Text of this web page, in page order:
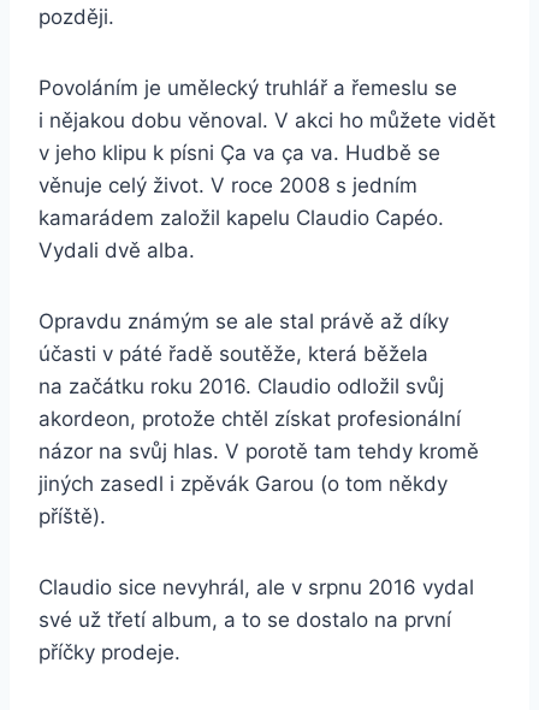
později.
Povoláním je umělecký truhlář a řemeslu se
i nějakou dobu věnoval. V akci ho můžete vidět
v jeho klipu k písni Ça va ça va. Hudbě se
věnuje celý život. V roce 2008 s jedním
kamarádem založil kapelu Claudio Capéo.
Vydali dvě alba.
Opravdu známým se ale stal právě až díky
účasti v páté řadě soutěže, která běžela
na začátku roku 2016. Claudio odložil svůj
akordeon, protože chtěl získat profesionální
názor na svůj hlas. V porotě tam tehdy kromě
jiných zasedl i zpěvák Garou (o tom někdy
příště).
Claudio sice nevyhrál, ale v srpnu 2016 vydal
své už třetí album, a to se dostalo na první
příčky prodeje.